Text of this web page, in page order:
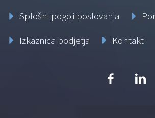
Splošni pogoji poslovanja
Izkaznica podjetja
Kontakt